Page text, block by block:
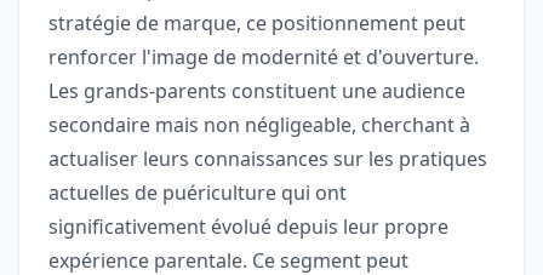
stratégie de marque, ce positionnement peut
renforcer l'image de modernité et d'ouverture.
Les grands-parents constituent une audience
secondaire mais non négligeable, cherchant à
actualiser leurs connaissances sur les pratiques
actuelles de puériculture qui ont
significativement évolué depuis leur propre
expérience parentale. Ce segment peut